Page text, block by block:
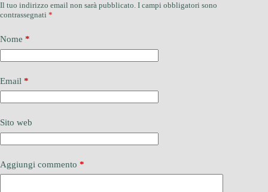
Il tuo indirizzo email non sarà pubblicato. I campi obbligatori sono
contrassegnati *
Nome *
Email *
Sito web
Aggiungi commento *